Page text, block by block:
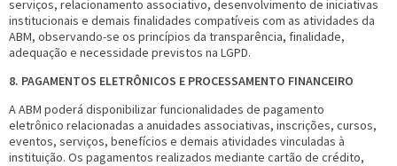
serviços, relacionamento associativo, desenvolvimento de iniciativas
institucionais e demais finalidades compatíveis com as atividades da
ABM, observando-se os princípios da transparência, finalidade,
adequação e necessidade previstos na LGPD.
8. PAGAMENTOS ELETRÔNICOS E PROCESSAMENTO FINANCEIRO
A ABM poderá disponibilizar funcionalidades de pagamento
eletrônico relacionadas a anuidades associativas, inscrições, cursos,
eventos, serviços, benefícios e demais atividades vinculadas à
instituição. Os pagamentos realizados mediante cartão de crédito,